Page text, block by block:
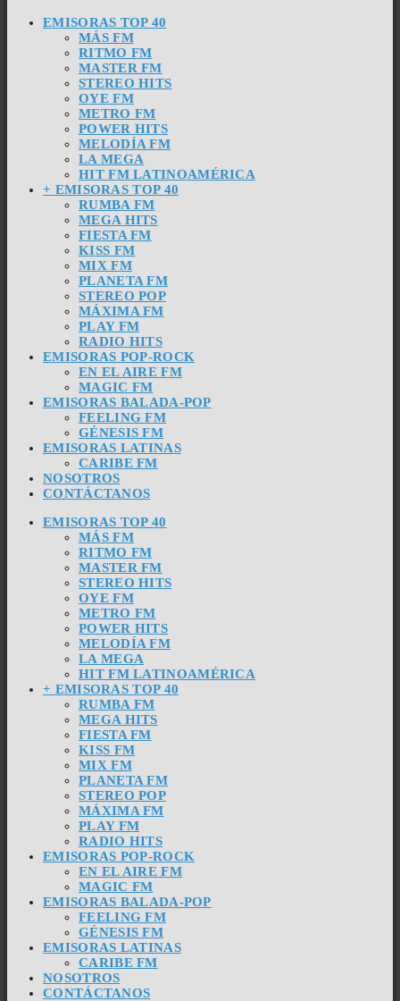
EMISORAS TOP 40
MÁS FM
RITMO FM
MASTER FM
STEREO HITS
OYE FM
METRO FM
POWER HITS
MELODÍA FM
LA MEGA
HIT FM LATINOAMÉRICA
+ EMISORAS TOP 40
RUMBA FM
MEGA HITS
FIESTA FM
KISS FM
MIX FM
PLANETA FM
STEREO POP
MÁXIMA FM
PLAY FM
RADIO HITS
EMISORAS POP-ROCK
EN EL AIRE FM
MAGIC FM
EMISORAS BALADA-POP
FEELING FM
GÉNESIS FM
EMISORAS LATINAS
CARIBE FM
NOSOTROS
CONTÁCTANOS
EMISORAS TOP 40
MÁS FM
RITMO FM
MASTER FM
STEREO HITS
OYE FM
METRO FM
POWER HITS
MELODÍA FM
LA MEGA
HIT FM LATINOAMÉRICA
+ EMISORAS TOP 40
RUMBA FM
MEGA HITS
FIESTA FM
KISS FM
MIX FM
PLANETA FM
STEREO POP
MÁXIMA FM
PLAY FM
RADIO HITS
EMISORAS POP-ROCK
EN EL AIRE FM
MAGIC FM
EMISORAS BALADA-POP
FEELING FM
GÉNESIS FM
EMISORAS LATINAS
CARIBE FM
NOSOTROS
CONTÁCTANOS